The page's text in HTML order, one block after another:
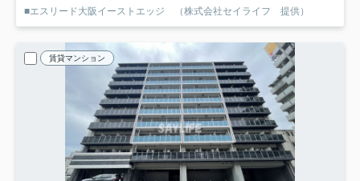
■エスリード大阪イーストエッジ （株式会社セイライフ 提供）
賃貸マンション